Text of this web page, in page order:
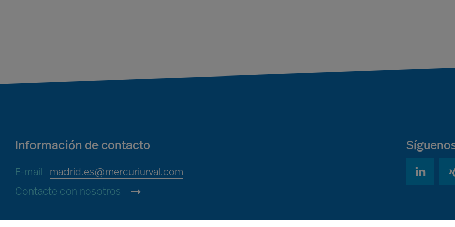
Información de contacto
E-mail
madrid.es@mercuriurval.com
Contacte con nosotros